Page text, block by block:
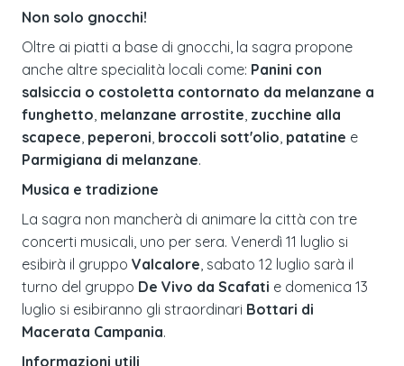
Non solo gnocchi!
Oltre ai piatti a base di gnocchi, la sagra propone
anche altre specialità locali come: Panini con
salsiccia o costoletta contornato da melanzane a
funghetto melanzane arrostite zucchine alla
scapece peperoni broccoli sott'olio patatine e
Parmigiana di melanzane.
Musica e tradizione
La sagra non mancherà di animare la città con tre
concerti musicali, uno per sera. Venerdì 11 luglio si
esibirà il gruppo Valcalore , sabato 12 luglio sarà il
turno del gruppo De Vivo da Scafati e domenica 13
luglio si esibiranno gli straordinari Bottari di
Macerata Campania.
Informazioni utili